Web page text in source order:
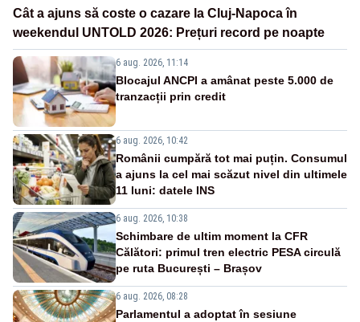
Cât a ajuns să coste o cazare la Cluj-Napoca în
weekendul UNTOLD 2026: Prețuri record pe noapte
6 aug. 2026, 11:14
Blocajul ANCPI a amânat peste 5.000 de
tranzacții prin credit
6 aug. 2026, 10:42
Românii cumpără tot mai puțin. Consumul
a ajuns la cel mai scăzut nivel din ultimele
11 luni: datele INS
6 aug. 2026, 10:38
Schimbare de ultim moment la CFR
Călători: primul tren electric PESA circulă
pe ruta București – Brașov
6 aug. 2026, 08:28
Parlamentul a adoptat în sesiune